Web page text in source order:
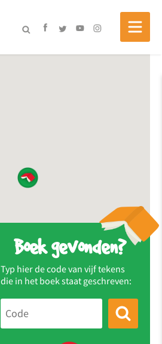
Boek gevonden?
Typ hier de code van vijf tekens
die in het boek staat geschreven: